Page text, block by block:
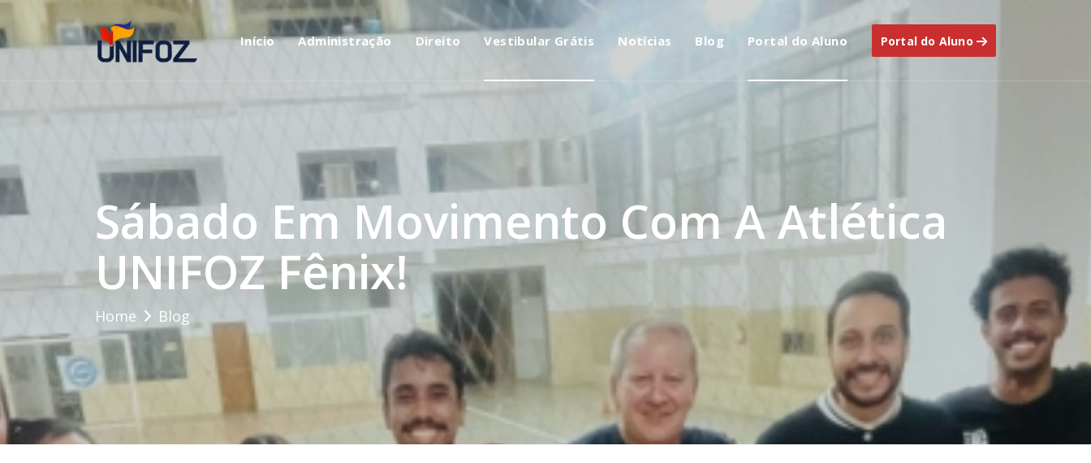
Início Administração Direito Vestibular Grátis Notícias Blog Portal do Aluno Portal do Aluno
Sábado Em Movimento Com A Atlética
UNIFOZ Fênix!
Home Blog